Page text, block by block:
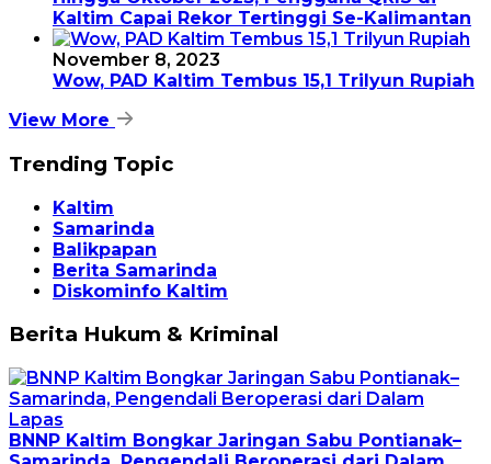
Kaltim Capai Rekor Tertinggi Se-Kalimantan
November 8, 2023
Wow, PAD Kaltim Tembus 15,1 Trilyun Rupiah
View More
Trending Topic
Kaltim
Samarinda
Balikpapan
Berita Samarinda
Diskominfo Kaltim
Berita Hukum & Kriminal
BNNP Kaltim Bongkar Jaringan Sabu Pontianak–